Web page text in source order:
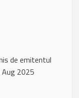
de emitentul
Aug 2025